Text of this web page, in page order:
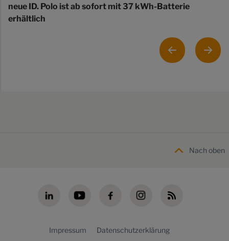
neue ID. Polo ist ab sofort mit 37 kWh-Batterie
erhältlich
Nach oben
Impressum Datenschutzerklärung